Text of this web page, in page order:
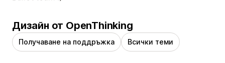
Дизайн от OpenThinking
Получаване на поддръжка Всички теми